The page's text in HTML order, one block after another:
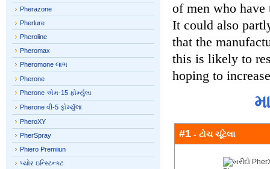
of men who
It could also
that the
this is likely to
hoping to
#1 - ટોચ ચૂંટેલા
Pherazone
Pherlure
Pheroline
Pheromax
Pheromone લાભ
Pherone
Pherone એમ-15 ફોર્મ્યુલા
Pherone વી-5 ફોર્મ્યુલા
PheroXY
PherSpray
Phiero Premiiun
પ્યોર ઇન્સ્ટિન્ક્ટ